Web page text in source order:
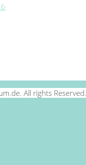
All rights Reserved.